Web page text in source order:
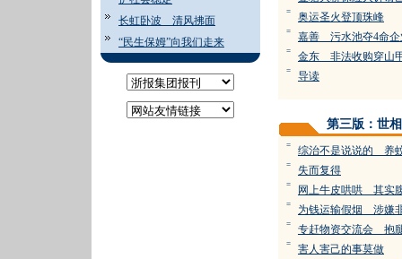
长虹卧波 清风拂面
“民生保姆”向我们走来
= 奥运圣火登顶珠峰
= 嘉善 污水池夺4命企
= 金东 非法收购穿山
= 导读
第三版：世相
= 综治不是说说的 养
= 失而复得
= 网上牛皮哄哄 其实
= 为钱运输假烟 涉嫌
= 专赶物资交流会 抱
= 害人害己的事莫做